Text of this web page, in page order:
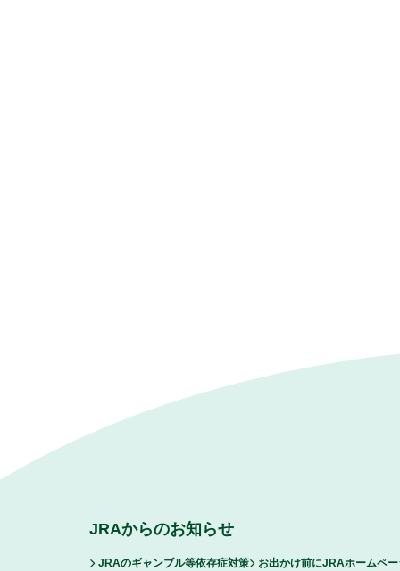
JRAからのお知らせ
JRAのギャンブル等依存症対策
お出かけ前にJRAホームペ